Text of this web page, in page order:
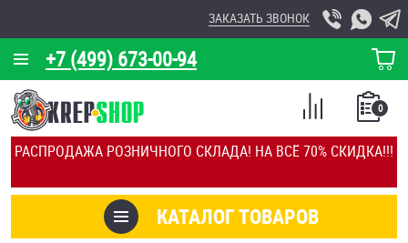
РАСПРОДАЖА РОЗНИЧНОГО СКЛАДА! НА ВСЁ 70% СКИДКА!!!
+7 (499) 673-00-94
ЗАКАЗАТЬ ЗВОНОК
КОРЗИНА
О КОМПАНИИ
КАЛЬКУЛЯТОР
ОТЗЫВЫ
КАТАЛОГ ТОВАРОВ
0
СПИСОК
СРАВНЕНИЕ